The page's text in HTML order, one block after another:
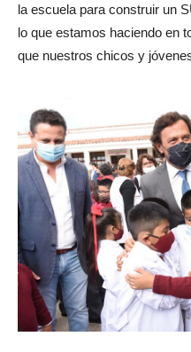
la escuela para construir un
lo que estamos haciendo en
que nuestros chicos y